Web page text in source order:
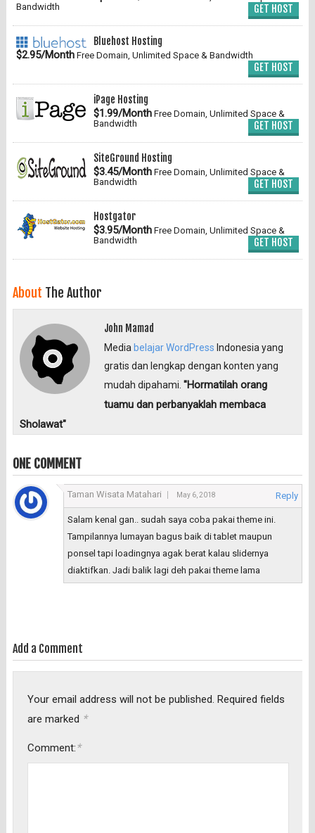
Bandwidth
GET HOST
Bluehost Hosting
$2.95/MonthFree Domain, Unlimited Space & Bandwidth
GET HOST
iPage Hosting
$1.99/MonthFree Domain, Unlimited Space &
Bandwidth
GET HOST
SiteGround Hosting
$3.45/MonthFree Domain, Unlimited Space &
Bandwidth
GET HOST
Hostgator
$3.95/MonthFree Domain, Unlimited Space &
Bandwidth
GET HOST
About The Author
John Mamad
Mediabelajar WordPress Indonesia yang
gratis dan lengkap dengan konten yang
mudah dipahami."Hormatilah orang
tuamu dan perbanyaklah membaca
Sholawat"
ONE COMMENT
Taman Wisata Matahari May 6, 2018 Reply
Salam kenal gan.. sudah saya coba pakai theme ini.
Tampilannya lumayan bagus baik di tablet maupun
ponsel tapi loadingnya agak berat kalau slidernya
diaktifkan. Jadi balik lagi deh pakai theme lama
Add a Comment
Your email address will not be published. Required fields
are marked *
Comment:*